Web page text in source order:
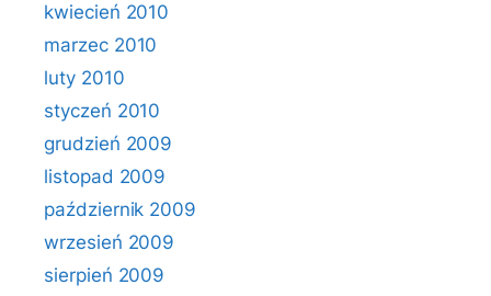
kwiecień 2010
marzec 2010
luty 2010
styczeń 2010
grudzień 2009
listopad 2009
październik 2009
wrzesień 2009
sierpień 2009